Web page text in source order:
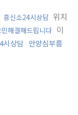
흥신소24시상담 위치
해결해드립니다 이
시상담 안양심부름